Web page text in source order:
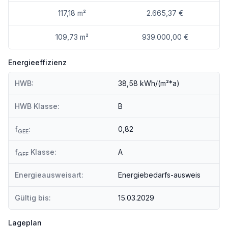
*
großformatiges Feinsteinzeug von Marazzi in Bädern & Außenbereichen
Echtholz-Parkett (Landhausdiele, Eiche rustikal geölt) von Inku
*
hochwertige Sanitärausstattung von Laufen (Serie Kartell) und Grohe
Fußbodenheizung & umweltfreundliche Luftwärmepumpe
3-fach verglaste Kunststoff-Alu-Fenster (Rehau Synego) mit elektrischem Sonnenschutz
moderne Zäune & sorgfältig gestaltete Außenanlagen
117,18 m² 2.665,37 €
109,73 m² 939.000,00 €
Energieeffizienz
HWB: 38,58 kWh/(m²*a)
HWB Klasse: B
fGEE: 0,82
fGEE Klasse: A
Energieausweisart: Energiebedarfs-ausweis
Gültig bis: 15.03.2029
Lageplan